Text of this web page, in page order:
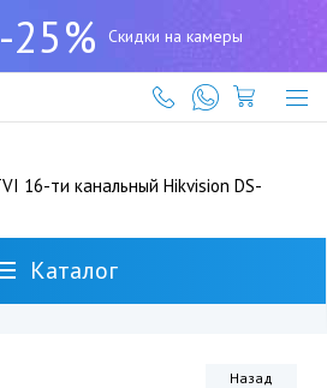
-25% Скидки на камеры
(727)
317-
61-
61
16-ти канальный Hikvision DS-
Каталог
Назад